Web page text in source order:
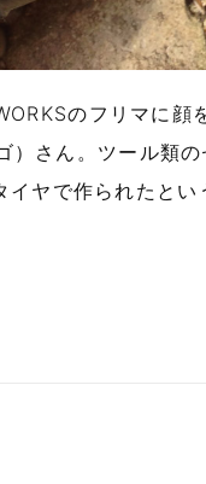
のフリマに顔
）さん。ツール類
イヤで作られたと